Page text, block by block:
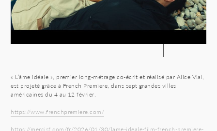
« L’âme idéale », premier long-métrage co-écrit et réalisé par Alice Vial,
est projeté grâce à French Premiere, dans sept grandes villes
américaines du 4 au 12 février.
https://www.frenchpremiere.com/